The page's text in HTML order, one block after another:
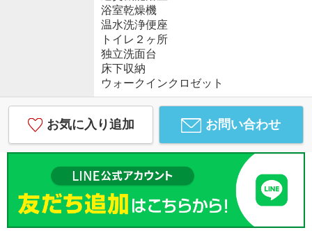
浴室乾燥機
温水洗浄便座
トイレ２ヶ所
独立洗面台
床下収納
ウォークインクロゼット
お気に入り追加 お問い合わせ